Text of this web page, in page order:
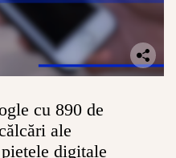
cu 890 de
ale
digitale